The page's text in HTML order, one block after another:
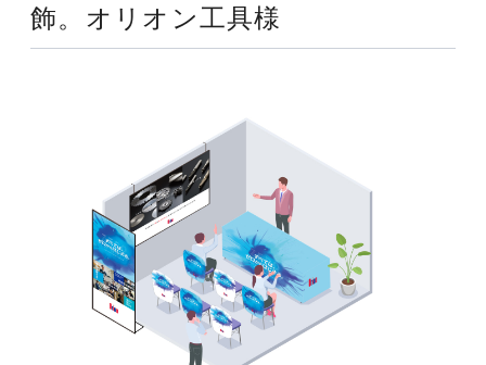
飾。 オリオン工具様